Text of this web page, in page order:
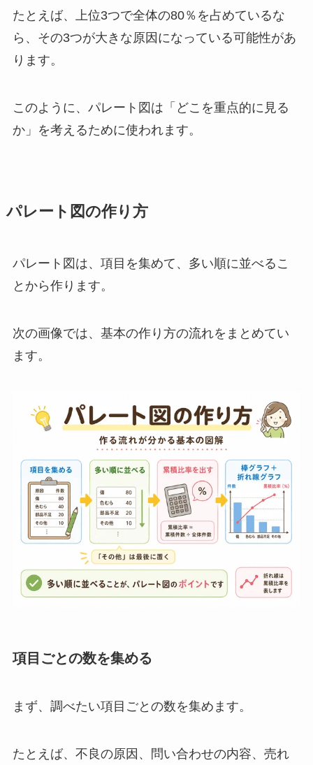
たとえば、上位3つで全体の80％を占めているな
ら、その3つが大きな原因になっている可能性があ
ります。
このように、パレート図は「どこを重点的に見る
か」を考えるために使われます。
パレート図の作り方
パレート図は、項目を集めて、多い順に並べるこ
とから作ります。
次の画像では、基本の作り方の流れをまとめてい
ます。
項目ごとの数を集める
まず、調べたい項目ごとの数を集めます。
たとえば、不良の原因、問い合わせの内容、売れ